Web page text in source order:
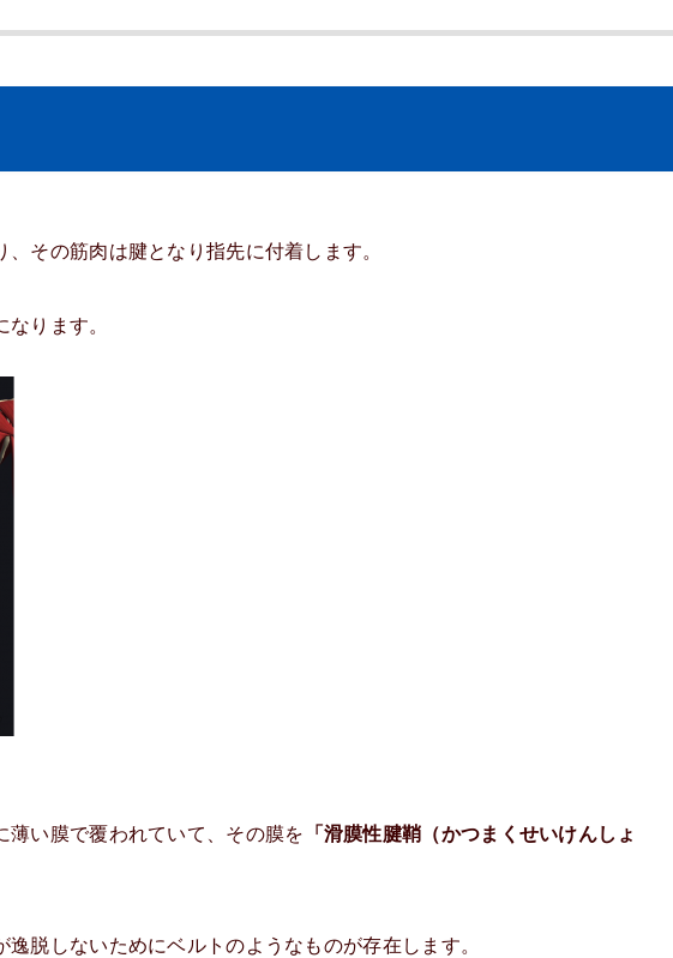
その筋肉は腱となり指先に付着します。
ります。
薄い膜で覆われていて、その膜を 「滑膜性腱鞘（かつまくせいけんしょ
逸脱しないためにベルトのようなものが存在します。